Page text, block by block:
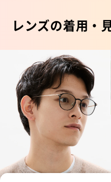
レンズの着用・